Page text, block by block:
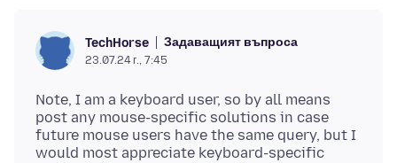
TechHorse Задаващият въпроса
23.07.24 г., 7:45
Note, I am a keyboard user, so by all means
post any mouse-specific solutions in case
future mouse users have the same query, but I
would most appreciate keyboard-specific